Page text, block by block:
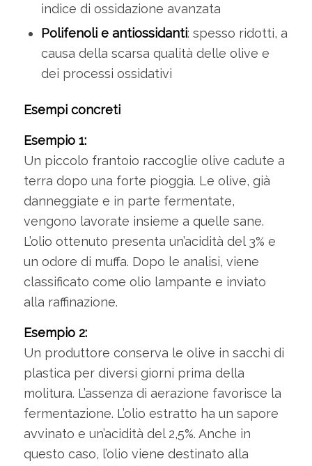
indice di ossidazione avanzata
Polifenoli e antiossidanti: spesso ridotti, a
causa della scarsa qualità delle olive e
dei processi ossidativi
Esempi concreti
Esempio 1:
Un piccolo frantoio raccoglie olive cadute a
terra dopo una forte pioggia. Le olive, già
danneggiate e in parte fermentate,
vengono lavorate insieme a quelle sane.
L’olio ottenuto presenta un’acidità del 3% e
un odore di muffa. Dopo le analisi, viene
classificato come olio lampante e inviato
alla raffinazione.
Esempio 2:
Un produttore conserva le olive in sacchi di
plastica per diversi giorni prima della
molitura. L’assenza di aerazione favorisce la
fermentazione. L’olio estratto ha un sapore
avvinato e un’acidità del 2,5%. Anche in
questo caso, l’olio viene destinato alla